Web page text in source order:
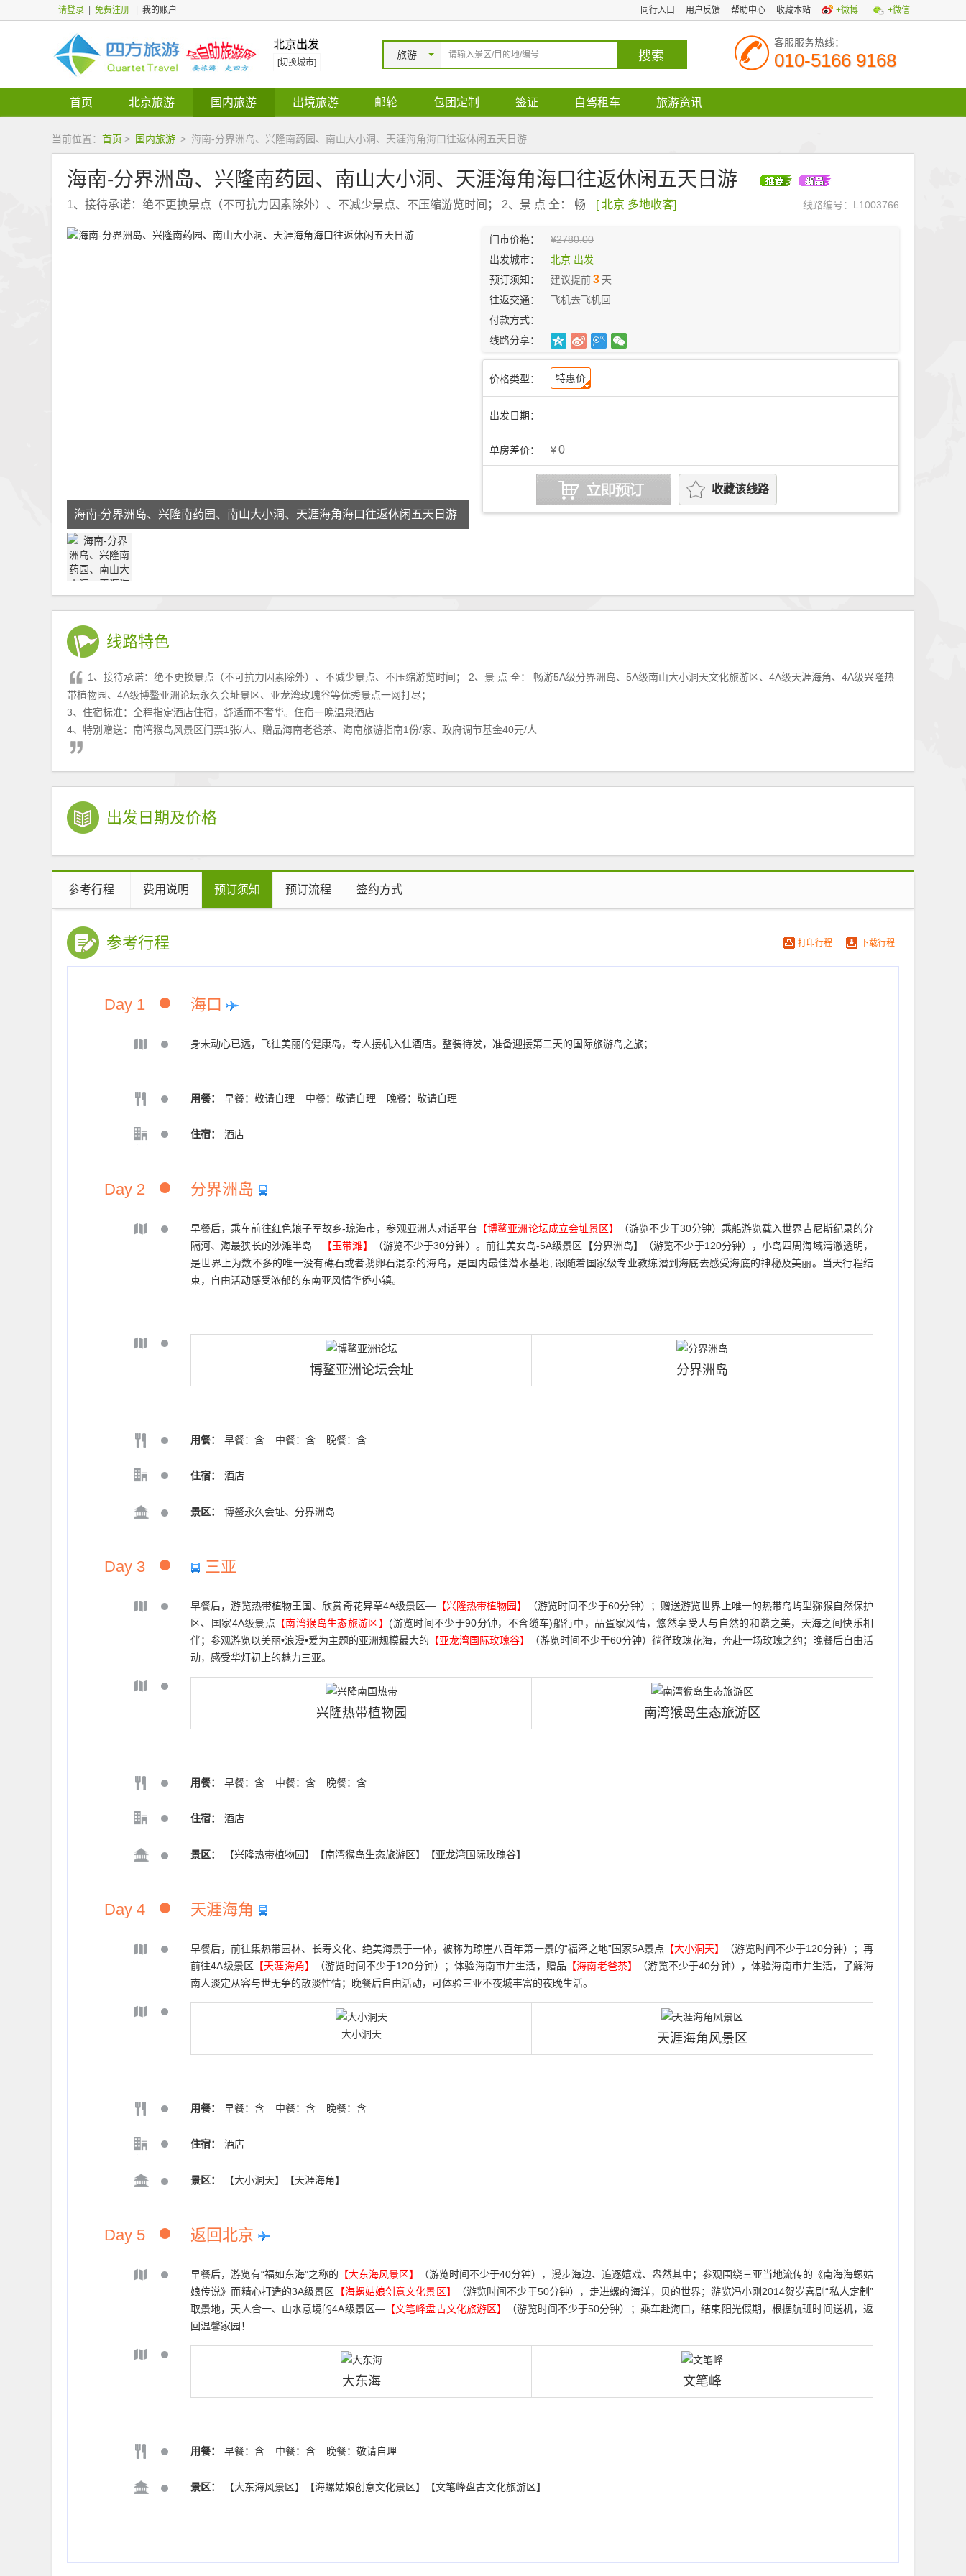
请登录 免费注册 我的账户 同行入口 用户反馈 帮助中心 收藏本站 +微博 +微信
北京出发
[切换城市]
旅游
客服服务热线：
010-5166 9168
首页 北京旅游 国内旅游 出境旅游 邮轮 包团定制 签证 自驾租车 旅游资讯
当前位置： 首页 > 国内旅游 > 海南-分界洲岛、兴隆南药园、南山大小洞、天涯海角海口往返休闲五天日游
海南-分界洲岛、兴隆南药园、南山大小洞、天涯海角海口往返休闲五天日游
线路编号：L1003766
1、接待承诺：绝不更换景点（不可抗力因素除外）、不减少景点、不压缩游览时间； 2、景 点 全： 畅 [ 北京 多地收客]
海南-分界洲岛、兴隆南药园、南山大小洞、天涯海角海口往返休闲五天日游
门市价格：
¥2780.00
出发城市：
北京 出发
预订须知：
建议提前3 天
往返交通：
飞机去飞机回
付款方式：
线路分享：
价格类型： 特惠价
出发日期：
单房差价： ¥0
收藏该线路
线路特色
1、接待承诺：绝不更换景点（不可抗力因素除外）、不减少景点、不压缩游览时间； 2、景 点 全： 畅游5A级分界洲岛、5A级南山大小洞天文化旅游区、4A级天涯海角、4A级兴隆热
带植物园、4A级博鳌亚洲论坛永久会址景区、亚龙湾玫瑰谷等优秀景点一网打尽；
3、住宿标准：全程指定酒店住宿，舒适而不奢华。住宿一晚温泉酒店
4、特别赠送：南湾猴岛风景区门票1张/人、赠品海南老爸茶、海南旅游指南1份/家、政府调节基金40元/人
出发日期及价格
参考行程 费用说明 预订须知 预订流程 签约方式
打印行程 下载行程
参考行程
Day 1 海口
身未动心已远，飞往美丽的健康岛，专人接机入住酒店。整装待发，准备迎接第二天的国际旅游岛之旅；
用餐： 早餐：敬请自理 中餐：敬请自理 晚餐：敬请自理
住宿： 酒店
Day 2 分界洲岛
早餐后，乘车前往红色娘子军故乡-琼海市，参观亚洲人对话平台 【博鳌亚洲论坛成立会址景区】
（游览不少于30分钟）乘船游览载入世界吉尼斯纪录的分
隔河、海最狭长的沙滩半岛－
【玉带滩】
（游览不少于30分钟）。前往美女岛-5A级景区【分界洲岛】（游览不少于120分钟），小岛四周海域清澈透明，
是世界上为数不多的唯一没有礁石或者鹅卵石混杂的海岛，是国内最佳潜水基地, 跟随着国家级专业教练潜到海底去感受海底的神秘及美丽。当天行程结
束，自由活动感受浓郁的东南亚风情华侨小镇。
博鳌亚洲论坛会址 分界洲岛
用餐： 早餐：含 中餐：含 晚餐：含
住宿： 酒店
景区： 博鳌永久会址、分界洲岛
Day 3 三亚
早餐后，游览热带植物王国、欣赏奇花异草4A级景区— 【兴隆热带植物园】
（游览时间不少于60分钟）；赠送游览世界上唯一的热带岛屿型猕猴自然保护
区、国家4A级景点 【南湾猴岛生态旅游区】 (游览时间不少于90分钟，不含缆车)船行中，品疍家风情，悠然享受人与自然的和谐之美，天海之间快乐相
伴；参观游览以美丽•浪漫•爱为主题的亚洲规模最大的 【亚龙湾国际玫瑰谷】
（游览时间不少于60分钟）徜徉玫瑰花海，奔赴一场玫瑰之约；晚餐后自由活
动，感受华灯初上的魅力三亚。
兴隆热带植物园 南湾猴岛生态旅游区
用餐： 早餐：含 中餐：含 晚餐：含
住宿： 酒店
景区： 【兴隆热带植物园】【南湾猴岛生态旅游区】【亚龙湾国际玫瑰谷】
Day 4 天涯海角
早餐后，前往集热带园林、长寿文化、绝美海景于一体，被称为琼崖八百年第一景的“福泽之地”国家5A景点 【大小洞天】
（游览时间不少于120分钟）；再
前往4A级景区 【天涯海角】 （游览时间不少于120分钟）；体验海南市井生活，赠品 【海南老爸茶】
（游览不少于40分钟），体验海南市井生活，了解海
南人淡定从容与世无争的散淡性情；晚餐后自由活动，可体验三亚不夜城丰富的夜晚生活。
大小洞天 天涯海角风景区
用餐： 早餐：含 中餐：含 晚餐：含
住宿： 酒店
景区： 【大小洞天】【天涯海角】
Day 5 返回北京
早餐后，游览有“福如东海”之称的 【大东海风景区】
（游览时间不少于40分钟），漫步海边、追逐嬉戏、盎然其中；参观围绕三亚当地流传的《南海海螺姑
娘传说》而精心打造的3A级景区 【海螺姑娘创意文化景区】
（游览时间不少于50分钟），走进螺的海洋，贝的世界；游览冯小刚2014贺岁喜剧“私人定制”
取景地，天人合一、山水意境的4A级景区—【文笔峰盘古文化旅游区】
（游览时间不少于50分钟）；乘车赴海口，结束阳光假期，根据航班时间送机，返
回温馨家园！
大东海 文笔峰
用餐： 早餐：含 中餐：含 晚餐：敬请自理
景区： 【大东海风景区】【海螺姑娘创意文化景区】【文笔峰盘古文化旅游区】